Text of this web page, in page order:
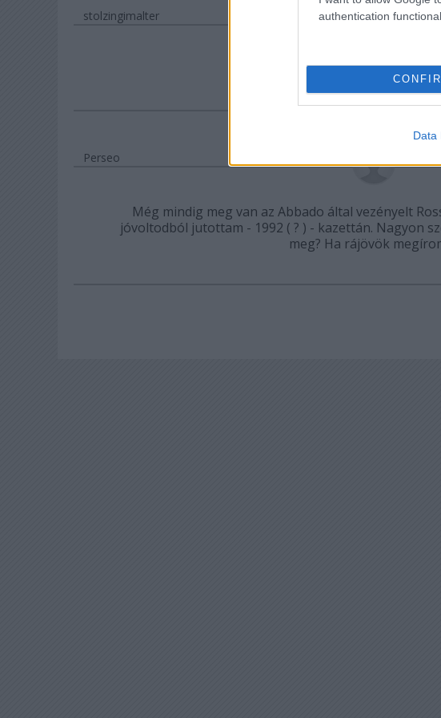
authentication
Data
stolzingimalter
@Ceratium: tíz pont
Perseo
Még mindig meg van az Abbado által vezényelt
jóvoltodból jutottam - 1992 ( ? ) - kazettán. Nagyon
meg? Ha rájövök